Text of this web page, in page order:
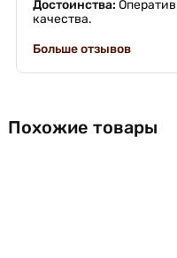
Достоинства:
качества.
Больше отзывов
Похожие товары